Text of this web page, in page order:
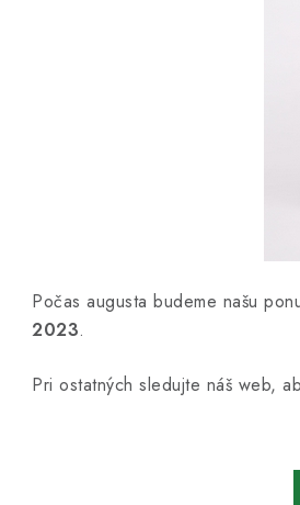
Počas augusta budeme našu
2023.
Pri ostatných sledujte náš web,